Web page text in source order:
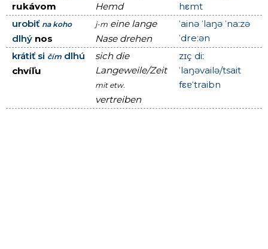
rukávom
Hemd
hεmt
urobiť na koho
dlhý nos
j-m eine lange
Nase drehen
ˈainə ˈlaŋə ˈnaːzə
ˈdreːən
krátiť si čím dlhú
chvíľu
sich die
Langeweile/Zeit
mit etw.
vertreiben
zɪç diː
ˈlaŋəvailə/tsait
fεɐˈtraibn